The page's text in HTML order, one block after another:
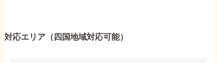
対応エリア（四国地域対応可能）